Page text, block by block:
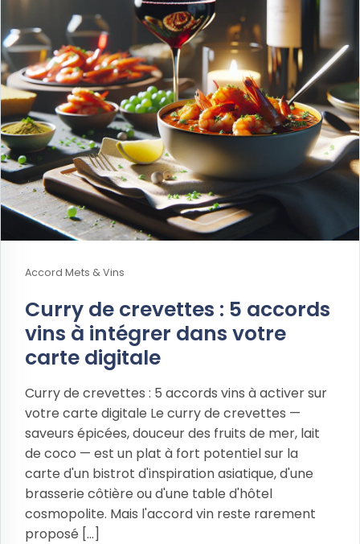
Accord Mets & Vins
Curry de crevettes : 5 accords
vins à intégrer dans votre
carte digitale
Curry de crevettes : 5 accords vins à activer sur
votre carte digitale Le curry de crevettes —
saveurs épicées, douceur des fruits de mer, lait
de coco — est un plat à fort potentiel sur la
carte d'un bistrot d'inspiration asiatique, d'une
brasserie côtière ou d'une table d'hôtel
cosmopolite. Mais l'accord vin reste rarement
proposé [...]